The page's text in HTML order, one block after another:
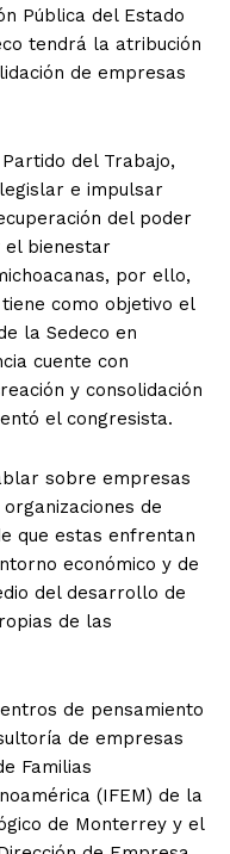
Pública del Estado
tendrá la atribución
de empresas
del Trabajo,
e impulsar
del poder
el bienestar
por ello,
como objetivo el
la Sedeco en
cuente con
y consolidación
el congresista.
sobre empresas
de
que estas enfrentan
económico y de
del desarrollo de
de las
de pensamiento
de empresas
Familias
(IFEM) de la
de Monterrey y el